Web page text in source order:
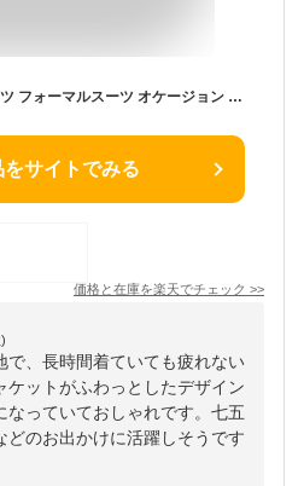
otonaオリジナル パンツスーツ フォーマルスーツ オケージョン セレモニースーツ レディース ネイビー 春 夏 秋 冬 オールシーズン 入学式 卒業式 入卒式 人と差のつく変形デザイン セレモニーでもオフィスでも疲れないパンツスーツ 4/16
をサイトでみる
価格と在庫を楽天でチェック >>
で、長時間着ていても疲れない
ケットがふわっとしたデザイン
なっていておしゃれです。七五
どのお出かけに活躍しそうです